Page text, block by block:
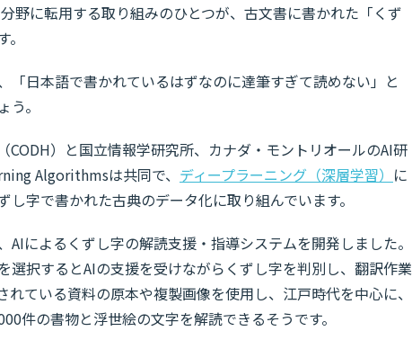
野に転用する取り組みのひとつが、古文書に書かれた「くず
「日本語で書かれているはずなのに達筆すぎて読めない」と
。
CODH）と国立情報学研究所、カナダ・モントリオールのAI研
Algorithmsは共同で、 ディープラーニング（深層学習） に
字で書かれた古典のデータ化に取り組んでいます。
によるくずし字の解読支援・指導システムを開発しました。
選択するとAIの支援を受けながらくずし字を判別し、翻訳作業
ている資料の原本や複製画像を使用し、江戸時代を中心に、
件の書物と浮世絵の文字を解読できるそうです。